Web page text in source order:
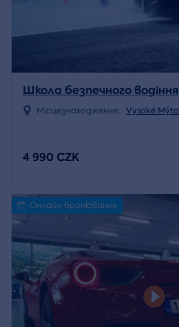
Школа безпечного водіння
Місцезнаходження: Vysoké Mýto
4 990 CZK
Онлайн бронювання